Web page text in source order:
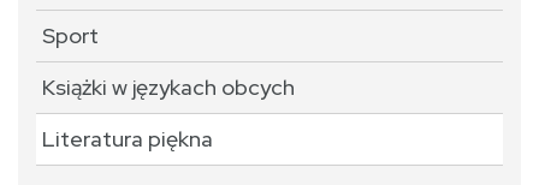
Sport
Książki w językach obcych
Literatura piękna